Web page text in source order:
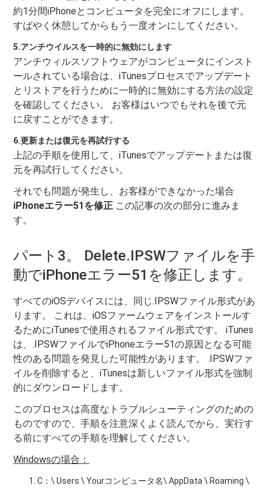
約1分間iPhoneとコンピュータを完全にオフにします。
すばやく休憩してからもう一度オンにしてください。
5.アンチウイルスを一時的に無効にします
アンチウィルスソフトウェアがコンピュータにインスト
ールされている場合は、iTunesプロセスでアップデート
とリストアを行うために一時的に無効にする方法の設定
を確認してください。 お客様はいつでもそれを後で元
に戻すことができます。
6.更新または復元を再試行する
上記の手順を使用して、iTunesでアップデートまたは復
元を再試行してください。
それでも問題が発生し、お客様ができなかった場合
iPhoneエラー51を修正 この記事の次の部分に進みま
す。
パート3。 Delete.IPSWファイルを手
動でiPhoneエラー51を修正します。
すべてのiOSデバイスには、同じ.IPSWファイル形式があ
ります。 これは、iOSファームウェアをインストールす
るためにiTunesで使用されるファイル形式です。 iTunes
は、.IPSWファイルでiPhoneエラー51の原因となる可能
性のある問題を発見した可能性があります。 .IPSWファ
イルを削除すると、iTunesは新しいファイル形式を強制
的にダウンロードします。
このプロセスは高度なトラブルシューティングのための
ものですので、手順を注意深くよく読んでから、実行す
る前にすべての手順を理解してください。
Windowsの場合：
C：\ Users \ Yourコンピュータ名\ AppData \ Roaming \